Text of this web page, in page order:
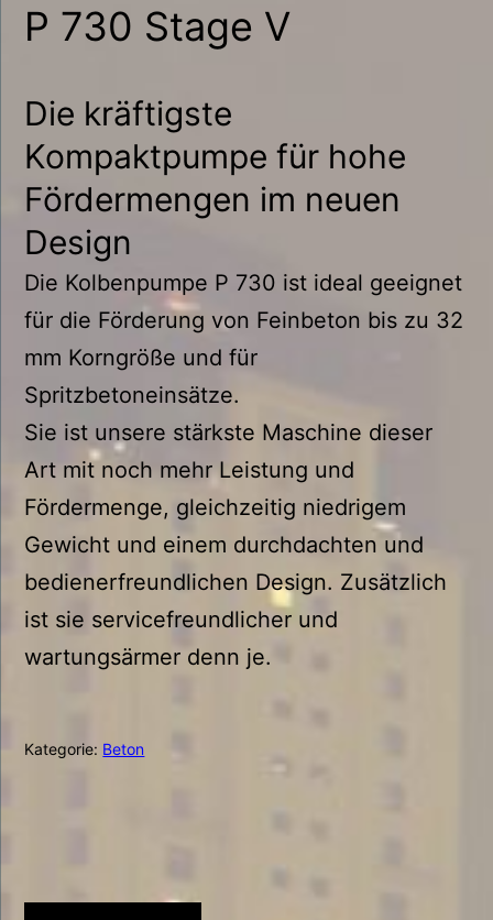
P 730 Stage V
Die kräftigste
Kompaktpumpe für hohe
Fördermengen im neuen
Design
Die Kolbenpumpe P 730 ist ideal geeignet
für die Förderung von Feinbeton bis zu 32
mm Korngröße und für
Spritzbetoneinsätze.
Sie ist unsere stärkste Maschine dieser
Art mit noch mehr Leistung und
Fördermenge, gleichzeitig niedrigem
Gewicht und einem durchdachten und
bedienerfreundlichen Design. Zusätzlich
ist sie servicefreundlicher und
wartungsärmer denn je.
Kategorie: Beton